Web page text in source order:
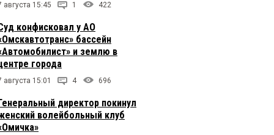
августа 15:45 1 422
конфисковал у АО
бассейн
и землю в
города
августа 15:01 4 696
директор покинул
волейбольный клуб